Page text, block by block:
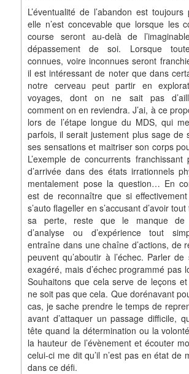
L’éventualité de l’abandon est
elle n’est concevable que lorsque les
course seront au-delà de
dépassement de soi. Lorsque
connues, voire inconnues seront
il est intéressant de noter que dans
notre cerveau peut partir en
voyages, dont on ne sait pas
comment on en reviendra. J’ai, à ce
lors de l’étape longue du MDS, qui
parfois, il serait justement plus sage de
ses sensations et maitriser son corps
L’exemple de concurrents
d’arrivée dans des états irrationnels
mentalement pose la question… En
est de reconnaître que si
s’auto flageller en s’accusant d’avoir
sa perte, reste que le manque de
d’analyse ou d’expérience tout
entraîne dans une chaîne d’actions, de
peuvent qu’aboutir à l’échec. Parler
exagéré, mais d’échec programmé pas
Souhaitons que cela serve de leçons
ne soit pas que cela. Que dorénavant
cas, je sache prendre le temps de
avant d’attaquer un passage difficile,
tête quand la détermination ou la
la hauteur de l’évènement et écouter
celui-ci me dit qu’il n’est pas en état de
dans ce défi.